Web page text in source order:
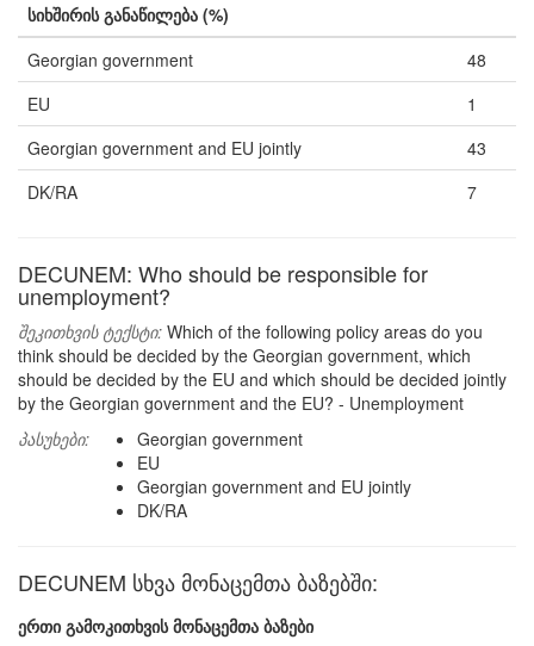
სიხშირის განაწილება (%)
Georgian government
48
EU
1
Georgian government and EU jointly
43
DK/RA
7
DECUNEM: Who should be responsible for
unemployment?
შეკითხვის ტექსტი: Which of the following policy areas do you
think should be decided by the Georgian government, which
should be decided by the EU and which should be decided jointly
by the Georgian government and the EU? - Unemployment
პასუხები:
Georgian government
EU
Georgian government and EU jointly
DK/RA
DECUNEM სხვა მონაცემთა ბაზებში:
ერთი გამოკითხვის მონაცემთა ბაზები